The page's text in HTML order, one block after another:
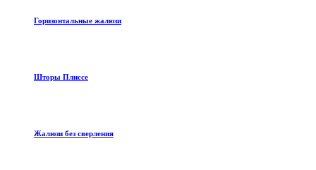
Горизонтальные жалюзи
Шторы Плиссе
Жалюзи без сверления